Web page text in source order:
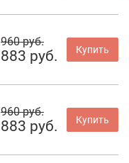
960 руб.
883 руб. Купить
960 руб.
883 руб. Купить